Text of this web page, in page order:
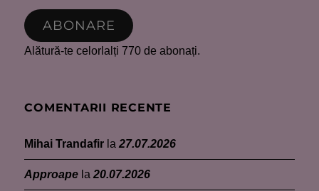
ABONARE
Alătură-te celorlalți 770 de abonați.
COMENTARII RECENTE
Mihai Trandafir la27.07.2026
Approape la20.07.2026